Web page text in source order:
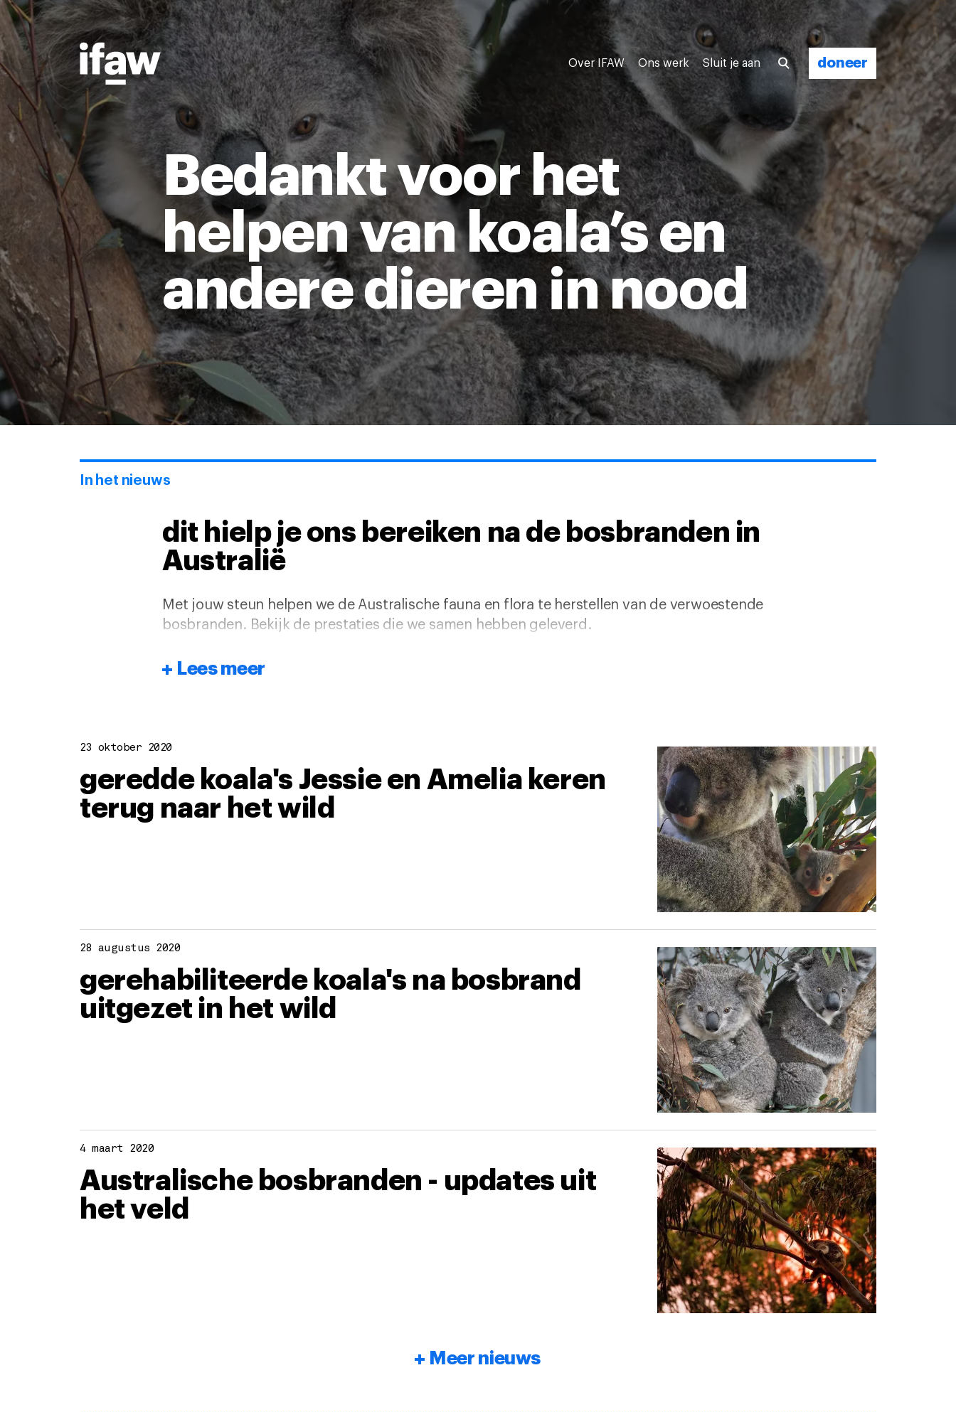
Over IFAW Ons werk Sluit je aan doneer
Bedankt voor het
helpen van koala’s en
andere dieren in nood
In het nieuws
dit hielp je ons bereiken na de bosbranden in
Australië
Met jouw steun helpen we de Australische fauna en flora te herstellen van de verwoestende
bosbranden. Bekijk de prestaties die we samen hebben geleverd.
Lees meer
23 oktober 2020
geredde koala's Jessie en Amelia keren
terug naar het wild
28 augustus 2020
gerehabiliteerde koala's na bosbrand
uitgezet in het wild
4 maart 2020
Australische bosbranden - updates uit
het veld
Meer nieuws